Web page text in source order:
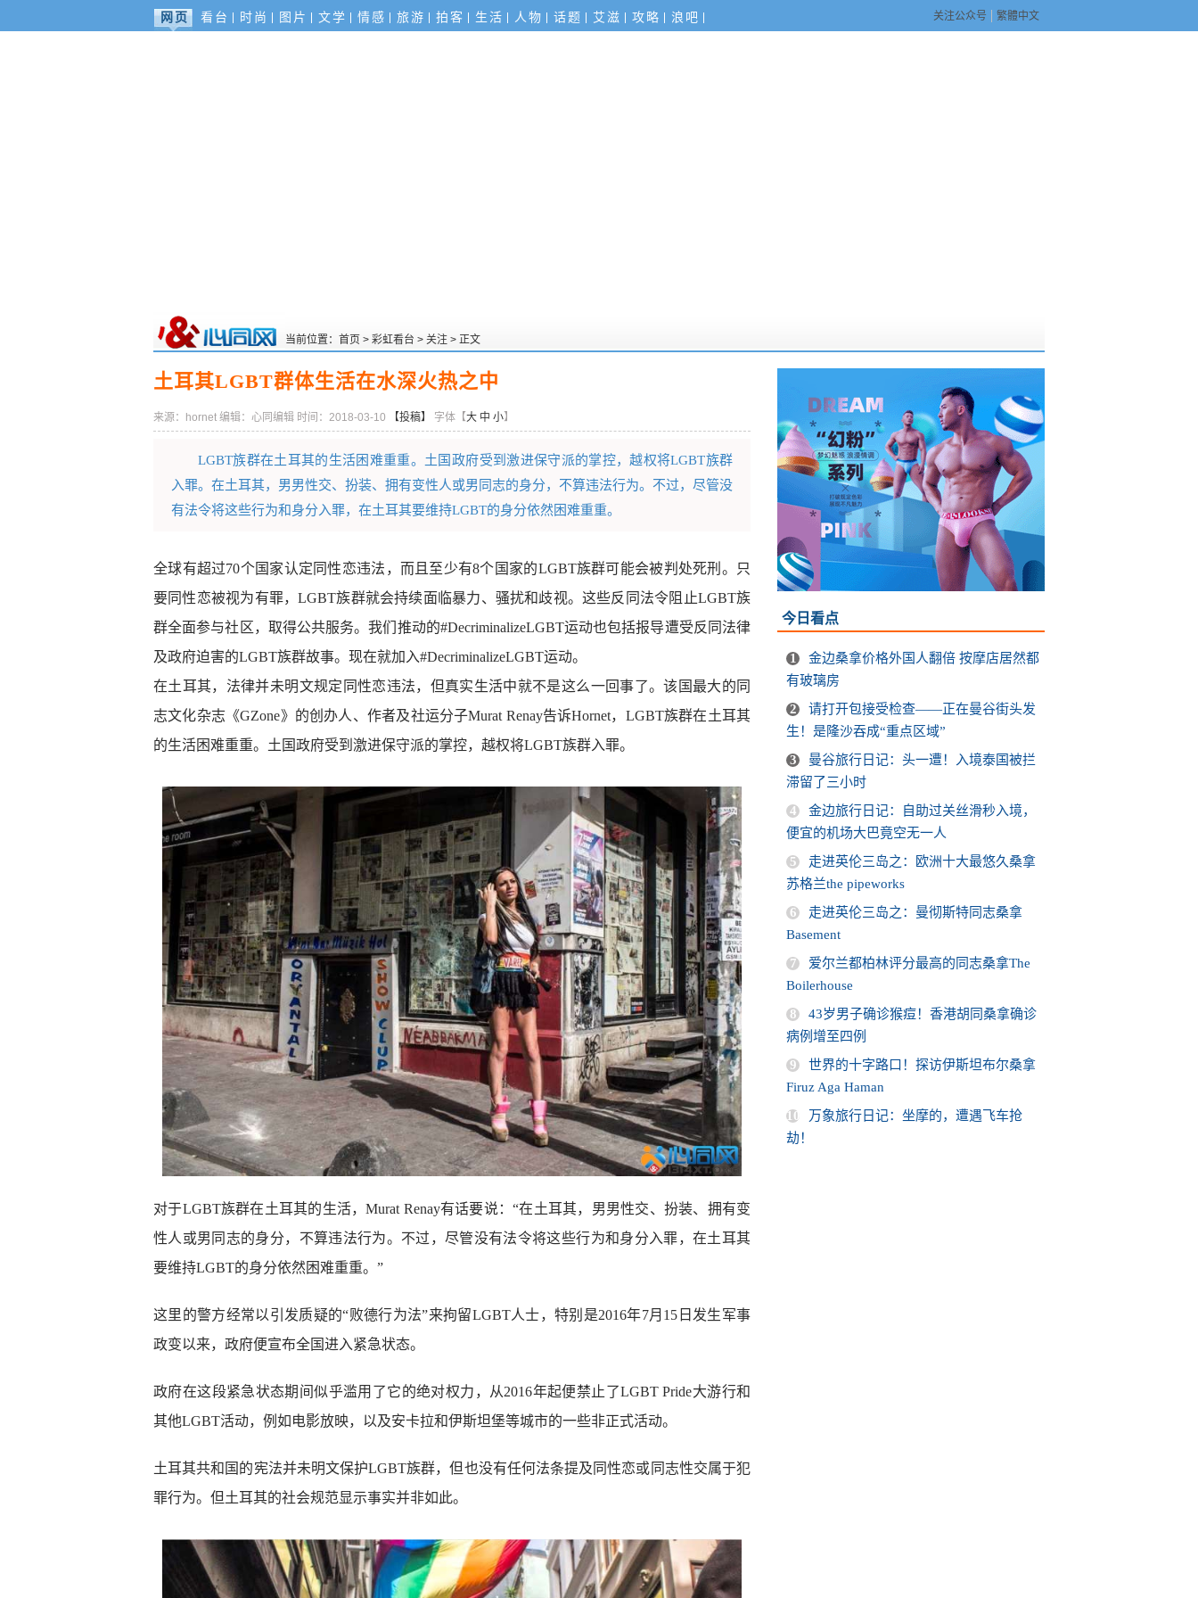
网页 看台 时尚 图片 文学 情感 旅游 拍客 生活 人物 话题 艾滋 攻略 浪吧 关注公众号 繁體中文
当前位置： 首页 > 彩虹看台 > 关注 > 正文
土耳其LGBT群体生活在水深火热之中
来源：hornet 编辑：心同编辑 时间：2018-03-10 【投稿】 字体【大 中 小】
LGBT族群在土耳其的生活困难重重。土国政府受到激进保守派的掌控，越权将LGBT族群
入罪。在土耳其，男男性交、扮装、拥有变性人或男同志的身分，不算违法行为。不过，尽管没
有法令将这些行为和身分入罪，在土耳其要维持LGBT的身分依然困难重重。
全球有超过70个国家认定同性恋违法，而且至少有8个国家的LGBT族群可能会被判处死刑。只
要同性恋被视为有罪，LGBT族群就会持续面临暴力、骚扰和歧视。这些反同法令阻止LGBT族
群全面参与社区，取得公共服务。我们推动的#DecriminalizeLGBT运动也包括报导遭受反同法律
及政府迫害的LGBT族群故事。现在就加入#DecriminalizeLGBT运动。
在土耳其，法律并未明文规定同性恋违法，但真实生活中就不是这么一回事了。该国最大的同
志文化杂志《GZone》的创办人、作者及社运分子Murat Renay告诉Hornet，LGBT族群在土耳其
的生活困难重重。土国政府受到激进保守派的掌控，越权将LGBT族群入罪。
对于LGBT族群在土耳其的生活，Murat Renay有话要说：“在土耳其，男男性交、扮装、拥有变
性人或男同志的身分，不算违法行为。不过，尽管没有法令将这些行为和身分入罪，在土耳其
要维持LGBT的身分依然困难重重。”
这里的警方经常以引发质疑的“败德行为法”来拘留LGBT人士，特别是2016年7月15日发生军事
政变以来，政府便宣布全国进入紧急状态。
政府在这段紧急状态期间似乎滥用了它的绝对权力，从2016年起便禁止了LGBT Pride大游行和
其他LGBT活动，例如电影放映，以及安卡拉和伊斯坦堡等城市的一些非正式活动。
土耳其共和国的宪法并未明文保护LGBT族群，但也没有任何法条提及同性恋或同志性交属于犯
罪行为。但土耳其的社会规范显示事实并非如此。
今日看点
1
金边桑拿价格外国人翻倍 按摩店居然都
有玻璃房
2
请打开包接受检查——正在曼谷街头发
生！是隆沙吞成“重点区域”
3
曼谷旅行日记：头一遭！入境泰国被拦
滞留了三小时
4
金边旅行日记：自助过关丝滑秒入境，
便宜的机场大巴竟空无一人
5
走进英伦三岛之：欧洲十大最悠久桑拿
苏格兰the pipeworks
6
走进英伦三岛之：曼彻斯特同志桑拿
Basement
7
爱尔兰都柏林评分最高的同志桑拿The
Boilerhouse
8
43岁男子确诊猴痘！香港胡同桑拿确诊
病例增至四例
9
世界的十字路口！探访伊斯坦布尔桑拿
Firuz Aga Haman
10
万象旅行日记：坐摩的，遭遇飞车抢
劫！